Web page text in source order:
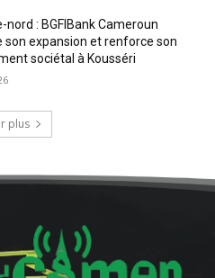
nord : BGFIBank Cameroun
son expansion et renforce son
sociétal à Kousséri
plus